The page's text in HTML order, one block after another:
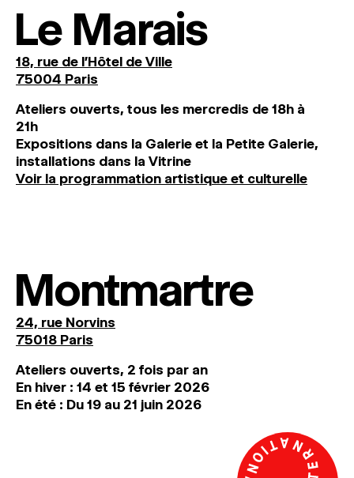
Le Marais
18, rue de l'Hôtel de Ville
75004 Paris
Ateliers ouverts, tous les mercredis de 18h à
21h
Expositions dans la Galerie et la Petite Galerie,
installations dans la Vitrine
Voir la programmation artistique et culturelle
Montmartre
24, rue Norvins
75018 Paris
Ateliers ouverts, 2 fois par an
En hiver : 14 et 15 février 2026
En été : Du 19 au 21 juin 2026